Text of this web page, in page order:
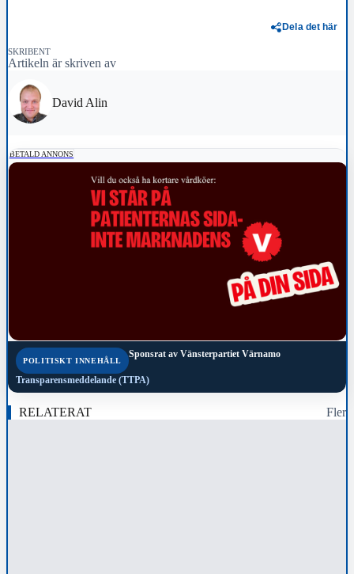
Dela det här
SKRIBENT
Artikeln är skriven av
David Alin
BETALD ANNONS
POLITISKT INNEHÅLL
Sponsrat av Vänsterpartiet Värnamo
Transparensmeddelande (TTPA)
RELATERAT Fler